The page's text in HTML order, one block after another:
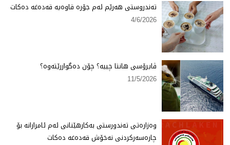
تەندروستی هەرێم ئەم جۆرە قاوەیە قەدەغە دەكات
4/6/2026
ڤایرۆسی هانتا چییە؟ چۆن دەگوازرێتەوە؟
11/5/2026
وەزارەتی تەندورستی بەكارهێنانی ئەم ئامرازانە بۆ
چارەسەركردنی نەخۆش قەدەغە دەكات